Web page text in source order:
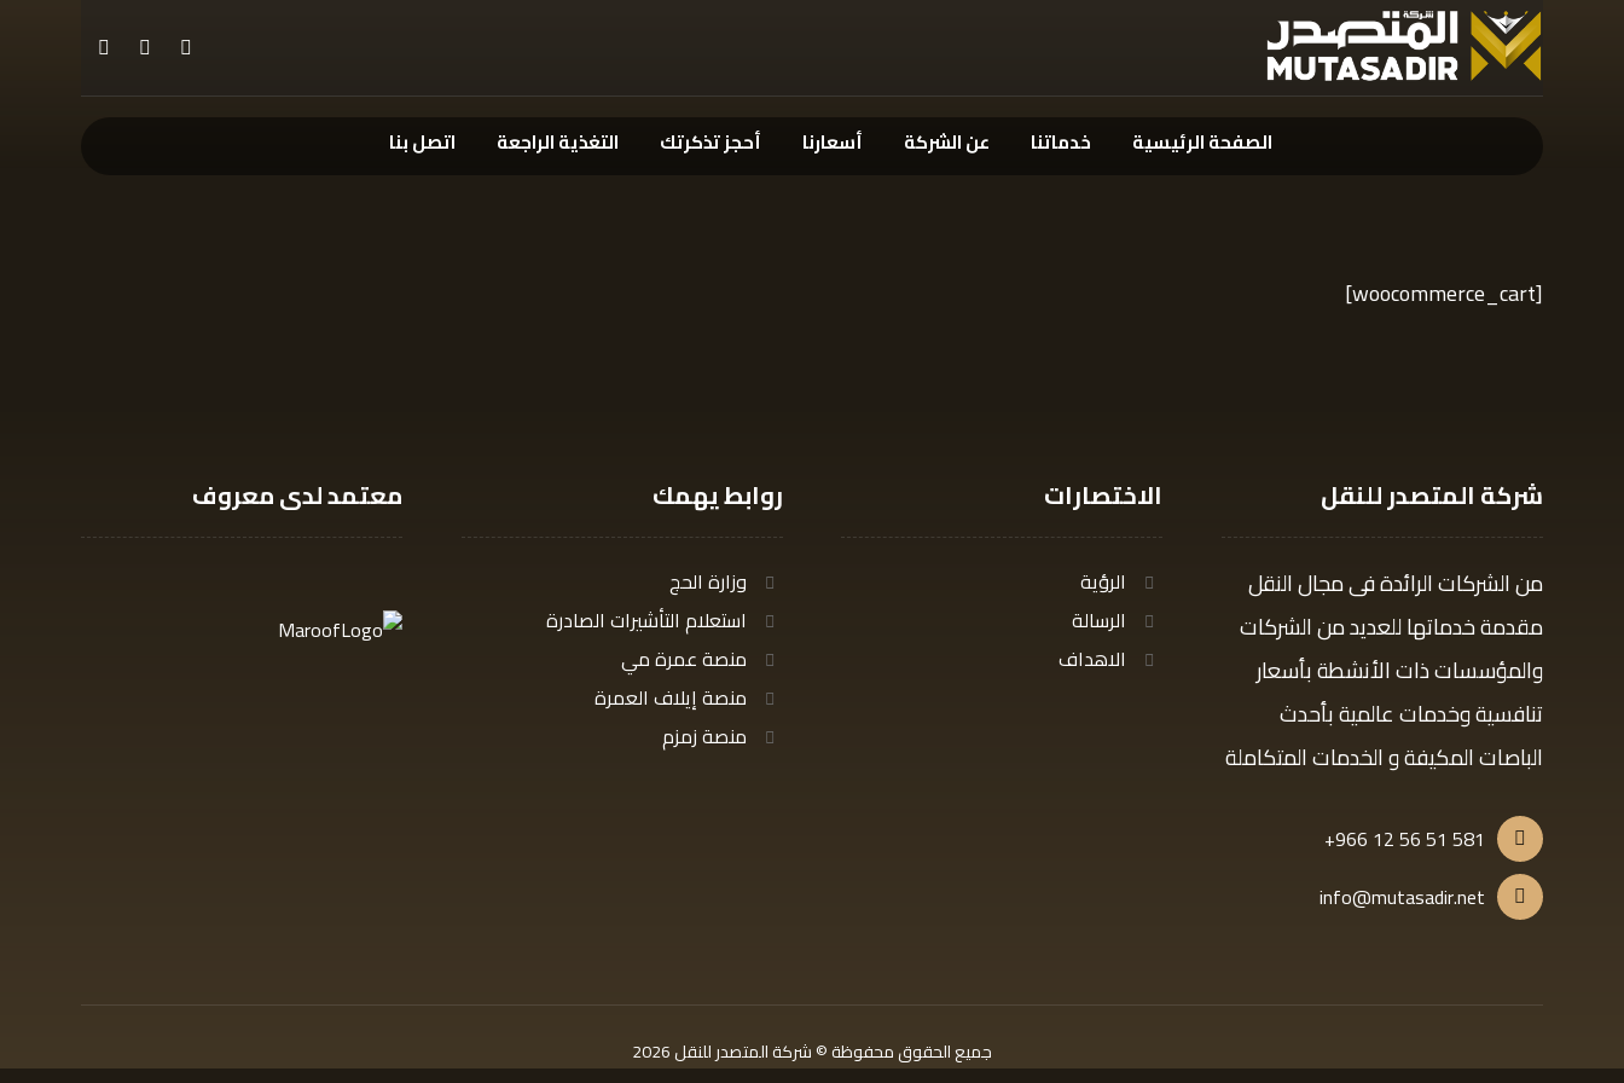
الصفحة الرئيسية خدماتنا عن الشركة أسعارنا أحجز تذكرتك التغذية الراجعة اتصل بنا
[woocommerce_cart]
شركة المتصدر للنقل
من الشركات الرائدة فى مجال النقل
مقدمة خدماتها للعديد من الشركات
والمؤسسات ذات الأنشطة بأسعار
تنافسية وخدمات عالمية بأحدث
الباصات المكيفة و الخدمات المتكاملة
581 51 56 12 966+
info@mutasadir.net
الاختصارات
الرؤية
الرسالة
الاهداف
روابط يهمك
وزارة الحج
استعلام التأشيرات الصادرة
منصة عمرة مي
منصة إيلاف العمرة
منصة زمزم
معتمد لدى معروف
جميع الحقوق محفوظة © شركة المتصدر للنقل 2026